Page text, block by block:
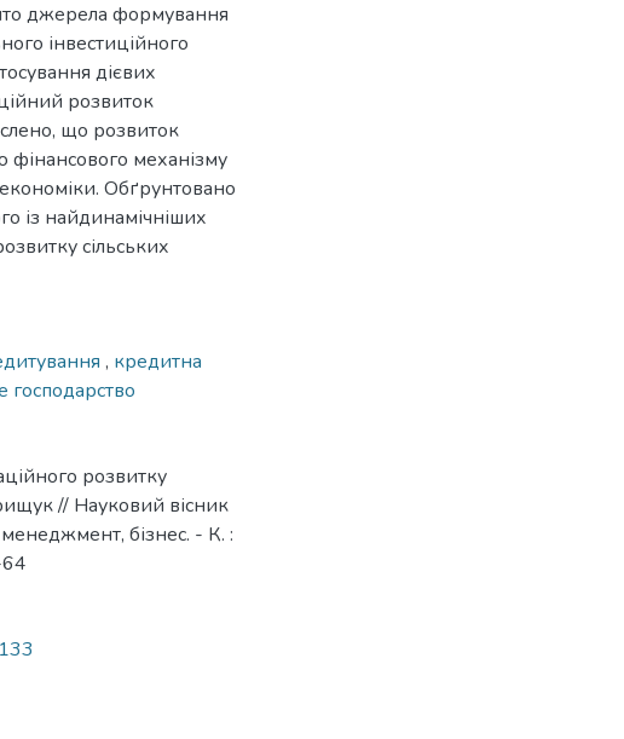
джерела формування
інвестиційного
дієвих
розвиток
що розвиток
фінансового механізму
Обґрунтовано
із найдинамічніших
сільських
, кредитна
господарство
розвитку
// Науковий вісник
бізнес. - К. :